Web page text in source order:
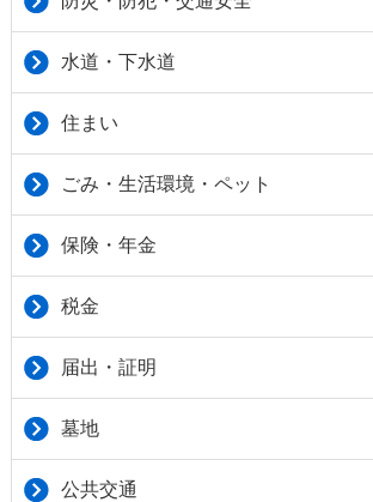
水道・下水道
住まい
ごみ・生活環境・ペット
保険・年金
税金
届出・証明
墓地
公共交通